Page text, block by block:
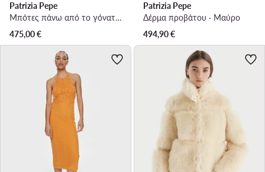
Patrizia Pepe
Μπότες πάνω από το γόνατο · Μαύρο
475,00€
Patrizia Pepe
Δέρμα προβάτου · Μαύρο
494,90€